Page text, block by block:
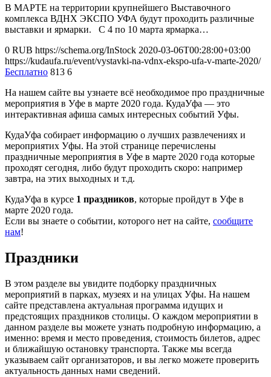
В МАРТЕ на территории крупнейшего Выставочного
комплекса ВДНХ ЭКСПО УФА будут проходить различные
выставки и ярмарки. С 4 по 10 марта ярмарка…
0 RUB https://schema.org/InStock 2020-03-06T00:28:00+03:00
https://kudaufa.ru/event/vystavki-na-vdnx-ekspo-ufa-v-marte-2020/
Бесплатно 813 6
На нашем сайте вы узнаете всё необходимое про праздничные
мероприятия в Уфе в марте 2020 года. КудаУфа — это
интерактивная афиша самых интересных событий Уфы.
КудаУфа собирает информацию о лучших развлечениях и
мероприятих Уфы. На этой странице перечислены
праздничные мероприятия в Уфе в марте 2020 года которые
проходят сегодня, либо будут проходить скоро: например
завтра, на этих выходных и т.д.
КудаУфа в курсе 1 праздников, которые пройдут в Уфе в
марте 2020 года.
Если вы знаете о событии, которого нет на сайте, сообщите
нам!
Праздники
В этом разделе вы увидите подборку праздничных
мероприятий в парках, музеях и на улицах Уфы. На нашем
сайте представлена актуальная программа идущих и
предстоящих праздников столицы. О каждом мероприятии в
данном разделе вы можете узнать подробную информацию, а
именно: время и место проведения, стоимость билетов, адрес
и ближайшую остановку транспорта. Также мы всегда
указываем сайт организаторов, и вы легко можете проверить
актуальность данных нами сведений.